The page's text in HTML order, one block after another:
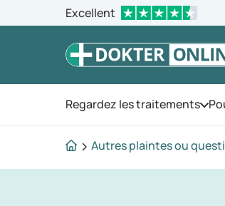
Excellent
Regardez les traitements
Autres plaintes ou